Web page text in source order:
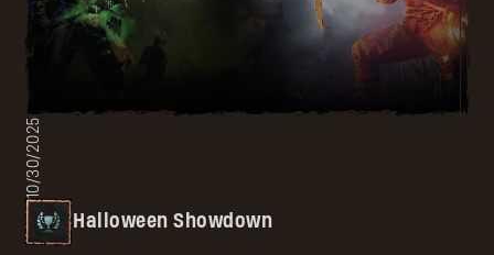
10/30/2025
Halloween Showdown